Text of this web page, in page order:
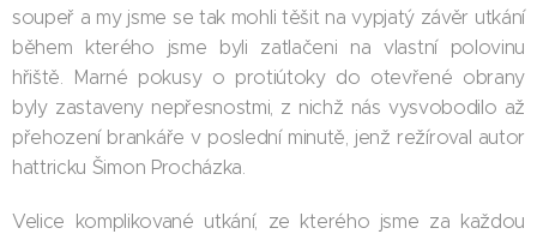
soupeř a my jsme se tak mohli těšit na vypjatý závěr utkání
během kterého jsme byli zatlačeni na vlastní polovinu
hřiště. Marné pokusy o protiútoky do otevřené obrany
byly zastaveny nepřesnostmi, z nichž nás vysvobodilo až
přehození brankáře v poslední minutě, jenž režíroval autor
hattricku Šimon Procházka.
Velice komplikované utkání, ze kterého jsme za každou